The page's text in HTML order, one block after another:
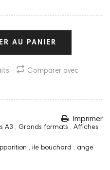
AU PANIER
Comparer avec
Imprimer
A3 , Grands formats , Affiches
, ile bouchard , ange